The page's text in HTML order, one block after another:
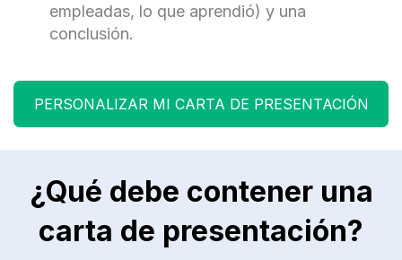
empleadas, lo que aprendió) y una
conclusión.
PERSONALIZAR MI CARTA DE PRESENTACIÓN
¿Qué debe contener una
carta de presentación?